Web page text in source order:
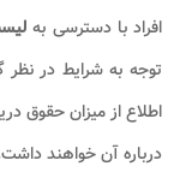
افراد با دسترسی به
توجه به شرایط در نظر
اطلاع از میزان حقوق
درباره آن خواهند